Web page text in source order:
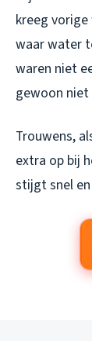
kreeg
waar water
waren niet
gewoon niet
Trouwens,
extra op bij
stijgt snel